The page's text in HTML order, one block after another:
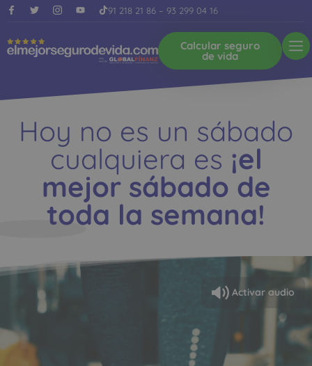
91 218 21 86 – 93 299 04 16
Calcular seguro
de vida
Hoy no es un sábado
cualquiera es ¡el
mejor sábado de
toda la semana!
Activar audio